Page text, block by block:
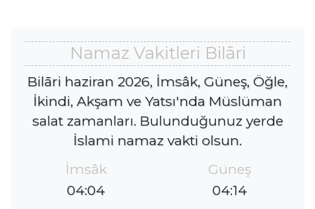
Namaz Vakitleri Bilāri
Bilāri haziran 2026, İmsâk, Güneş, Öğle,
İkindi, Akşam ve Yatsı'nda Müslüman
salat zamanları. Bulunduğunuz yerde
İslami namaz vakti olsun.
İmsâk
04:04
Güneş
04:14